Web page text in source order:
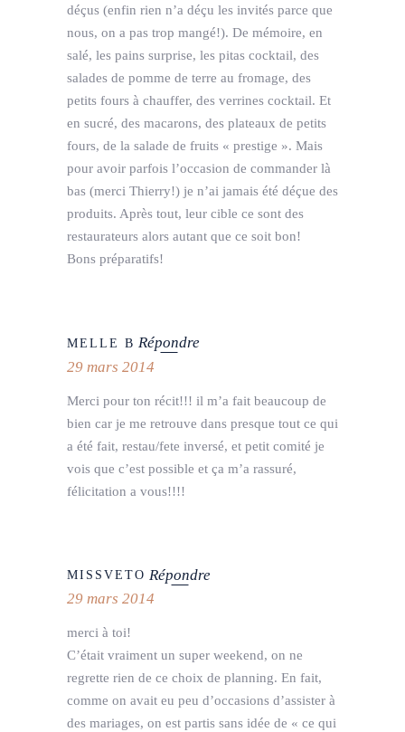
déçus (enfin rien n’a déçu les invités parce que
nous, on a pas trop mangé!). De mémoire, en
salé, les pains surprise, les pitas cocktail, des
salades de pomme de terre au fromage, des
petits fours à chauffer, des verrines cocktail. Et
en sucré, des macarons, des plateaux de petits
fours, de la salade de fruits « prestige ». Mais
pour avoir parfois l’occasion de commander là
bas (merci Thierry!) je n’ai jamais été déçue des
produits. Après tout, leur cible ce sont des
restaurateurs alors autant que ce soit bon!
Bons préparatifs!
MELLE B Répondre
29 mars 2014
Merci pour ton récit!!! il m’a fait beaucoup de
bien car je me retrouve dans presque tout ce qui
a été fait, restau/fete inversé, et petit comité je
vois que c’est possible et ça m’a rassuré,
félicitation a vous!!!!
MISSVETO Répondre
29 mars 2014
merci à toi!
C’était vraiment un super weekend, on ne
regrette rien de ce choix de planning. En fait,
comme on avait eu peu d’occasions d’assister à
des mariages, on est partis sans idée de « ce qui